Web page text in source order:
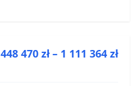
448 470 zł – 1 111 364 zł